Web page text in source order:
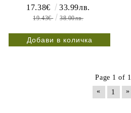
17.38€ 33.99лв.
19.43€ 38.00лв.
Page 1 of 1
«
1 »